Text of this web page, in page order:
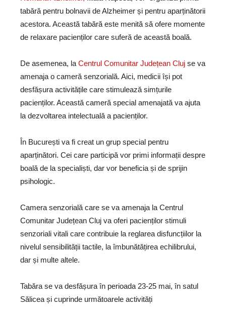
tabără pentru bolnavii de Alzheimer și pentru aparținătorii
acestora. Această tabără este menită să ofere momente
de relaxare pacienților care suferă de această boală.
De asemenea, la Centrul Comunitar Județean Cluj se va
amenaja o cameră senzorială. Aici, medicii își pot
desfășura activitățile care stimulează simțurile
pacienților. Această cameră special amenajată va ajuta
la dezvoltarea intelectuală a pacienților.
În București va fi creat un grup special pentru
aparținători. Cei care participă vor primi informații despre
boală de la specialiști, dar vor beneficia și de sprijin
psihologic.
Camera senzorială care se va amenaja la Centrul
Comunitar Județean Cluj va oferi pacienților stimuli
senzoriali vitali care contribuie la reglarea disfuncțiilor la
nivelul sensibilității tactile, la îmbunătățirea echilibrului,
dar și multe altele.
Tabăra se va desfășura în perioada 23-25 mai, în satul
Sălicea și cuprinde următoarele activități